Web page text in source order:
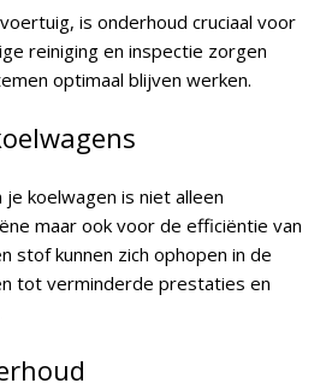
is onderhoud cruciaal voor
reiniging en inspectie zorgen
optimaal blijven werken.
koelwagen is niet alleen
maar ook voor de efficiëntie van
stof kunnen zich ophopen in de
tot verminderde prestaties en